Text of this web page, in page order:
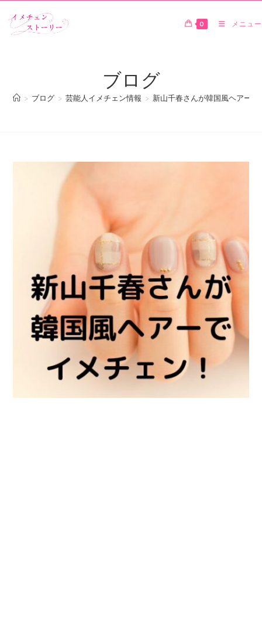
0 メニュー
ブログ
> ブログ > 芸能人イメチェン情報 > 新山千春さんが韓国風ヘアーで